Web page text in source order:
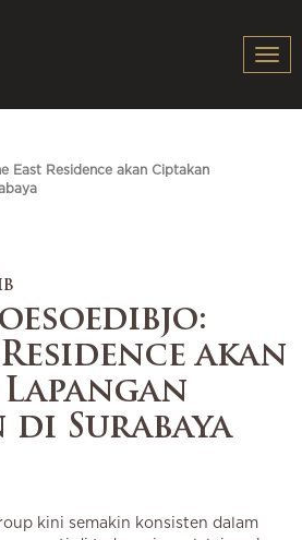
East Residence akan Ciptakan
akan
di Surabaya
kini semakin konsisten dalam